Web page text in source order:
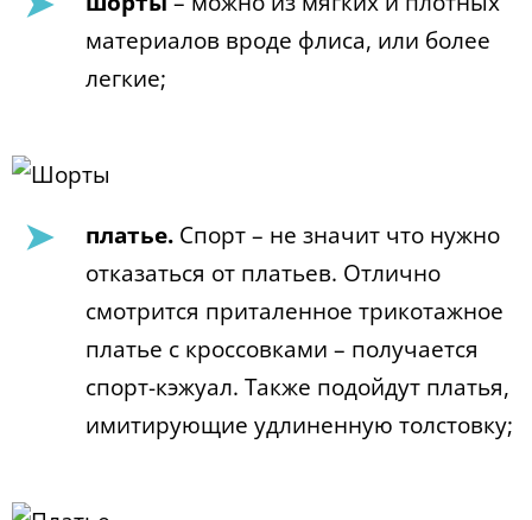
материалов вроде флиса, или более
легкие;
платье. Спорт – не значит что нужно
отказаться от платьев. Отлично
смотрится приталенное трикотажное
платье с кроссовками – получается
спорт-кэжуал. Также подойдут платья,
имитирующие удлиненную толстовку;